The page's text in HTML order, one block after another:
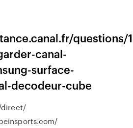
questions/
canal-
surface-
decodeur-cube
direct/